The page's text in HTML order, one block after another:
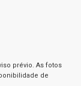
prévio. As fotos
de